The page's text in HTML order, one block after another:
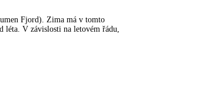
Fjord). Zima má v tomto
léta. V závislosti na letovém řádu,